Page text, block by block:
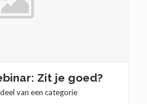
Zit je goed?
van een categorie